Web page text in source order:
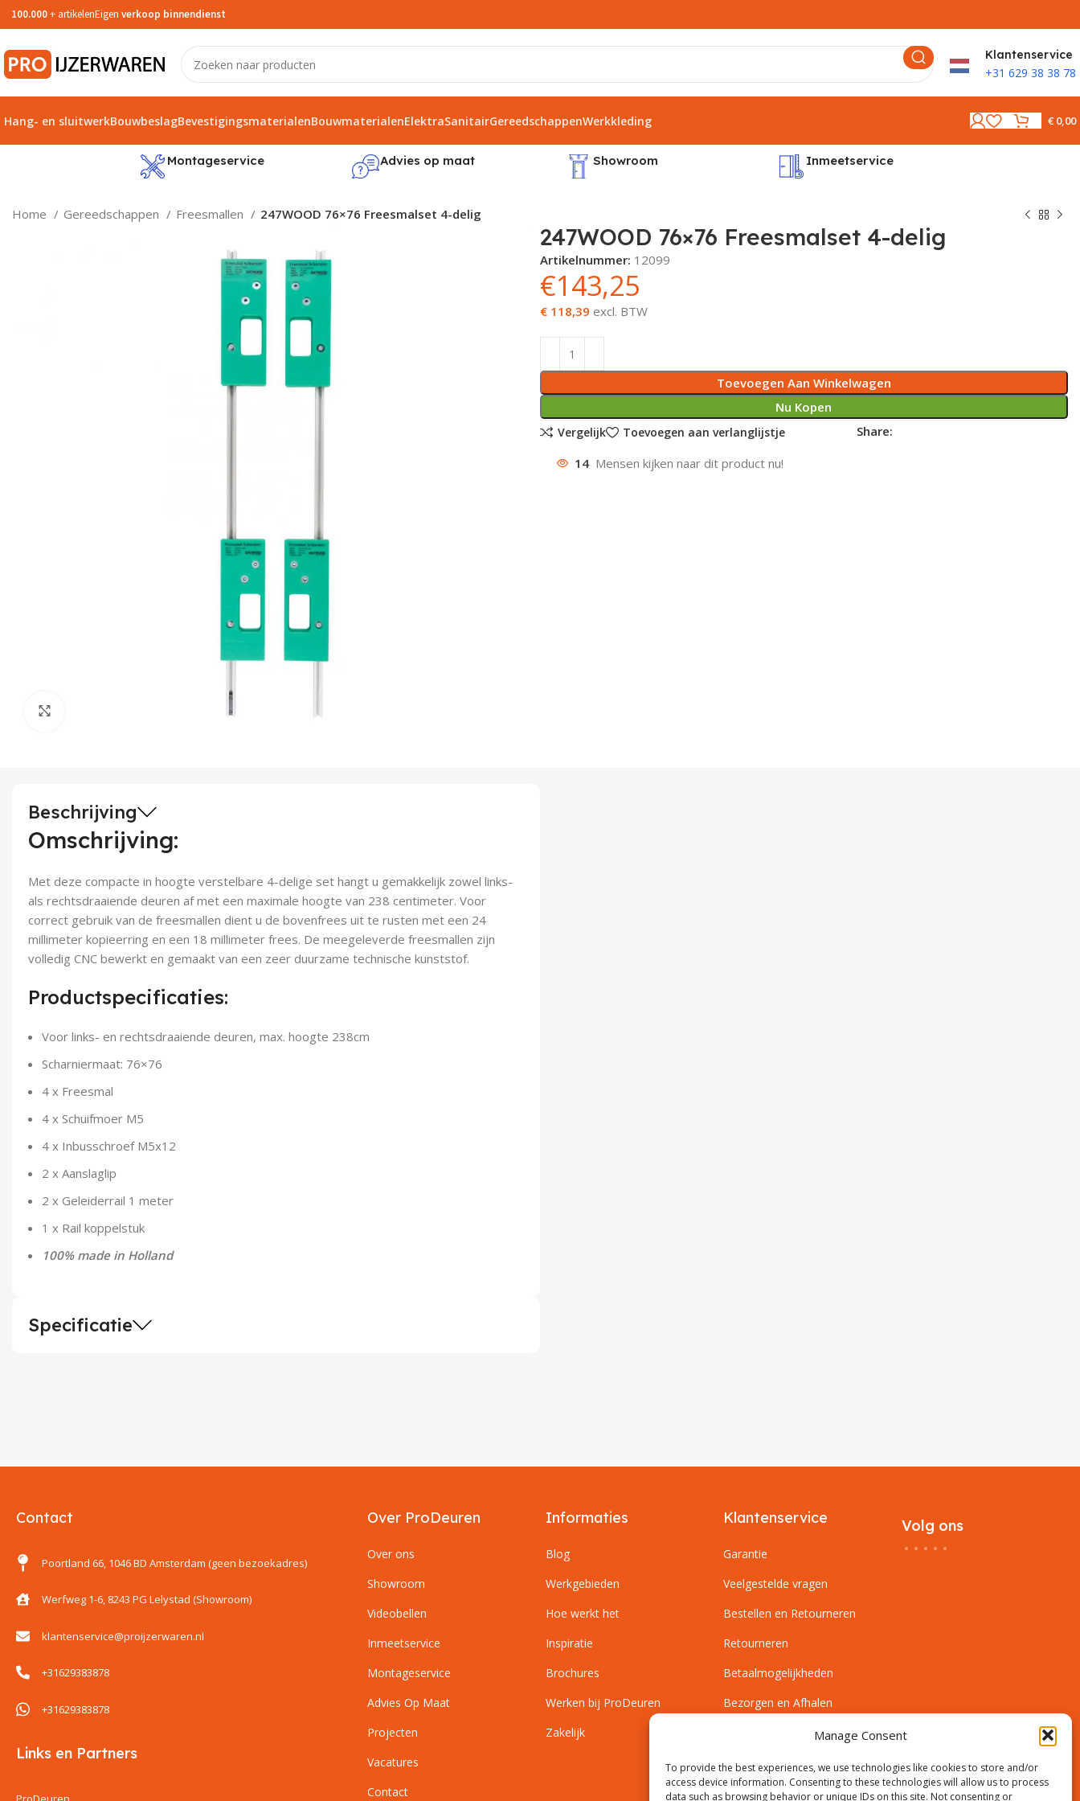
Manage Consent
To provide the best experiences, we use technologies like cookies to store and/or
access device information. Consenting to these technologies will allow us to process
data such as browsing behavior or unique IDs on this site. Not consenting or
100.000+ artikelenEigen verkoop binnendienst
Klantenservice
+31 629 38 38 78
Hang- en sluitwerkBouwbeslagBevestigingsmaterialenBouwmaterialenElektraSanitairGereedschappenWerkkleding €0,00
Montageservice Advies op maat Showroom Inmeetservice
Home Gereedschappen Freesmallen 247WOOD 76×76 Freesmalset 4-delig
247WOOD 76×76 Freesmalset 4-delig
Artikelnummer: 12099
€143,25
€ 118,39 excl. BTW
Toevoegen Aan Winkelwagen
Nu Kopen
Vergelijk Toevoegen aan verlanglijstje Share:
14 Mensen kijken naar dit product nu!
Beschrijving
Omschrijving:
Met deze compacte in hoogte verstelbare 4-delige set hangt u gemakkelijk zowel links-
als rechtsdraaiende deuren af met een maximale hoogte van 238 centimeter. Voor
correct gebruik van de freesmallen dient u de bovenfrees uit te rusten met een 24
millimeter kopieerring en een 18 millimeter frees. De meegeleverde freesmallen zijn
volledig CNC bewerkt en gemaakt van een zeer duurzame technische kunststof.
Productspecificaties:
Voor links- en rechtsdraaiende deuren, max. hoogte 238cm
Scharniermaat: 76×76
4 x Freesmal
4 x Schuifmoer M5
4 x Inbusschroef M5x12
2 x Aanslaglip
2 x Geleiderrail 1 meter
1 x Rail koppelstuk
100% made in Holland
Specificatie
Contact
Poortland 66, 1046 BD Amsterdam (geen bezoekadres)
Werfweg 1-6, 8243 PG Lelystad (Showroom)
klantenservice@proijzerwaren.nl
+31629383878
+31629383878
Links en Partners
Over ProDeuren
Over ons
Showroom
Videobellen
Inmeetservice
Montageservice
Advies Op Maat
Projecten
Vacatures
Contact
Informaties
Blog
Werkgebieden
Hoe werkt het
Inspiratie
Brochures
Werken bij ProDeuren
Zakelijk
Klantenservice
Garantie
Veelgestelde vragen
Bestellen en Retourneren
Retourneren
Betaalmogelijkheden
Bezorgen en Afhalen
Leveringsvoorwaarden
Montagevoorwaarden
Inmeetservice Voorwaarden
Volg ons